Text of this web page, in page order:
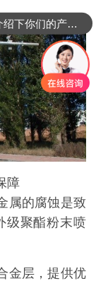
障
属的腐蚀是致
级聚酯粉末喷
金层，提供优
可以介绍下你们的产品么